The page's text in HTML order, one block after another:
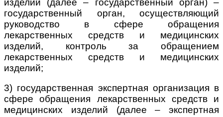
изделий (далее – государственный орган) –
государственный орган, осуществляющий
руководство в сфере обращения
лекарственных средств и медицинских
изделий, контроль за обращением
лекарственных средств и медицинских
изделий;
3) государственная экспертная организация в
сфере обращения лекарственных средств и
медицинских изделий (далее – экспертная